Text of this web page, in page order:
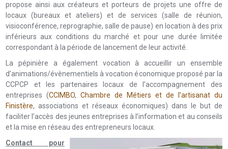
propose ainsi aux créateurs et porteurs de projets une offre de
locaux (bureaux et ateliers) et de services (salle de réunion,
visioconférence, reprographie, salle de pause) en location à des prix
inférieurs aux conditions du marché et pour une durée limitée
correspondant à la période de lancement de leur activité.
La pépinière a également vocation à accueillir un ensemble
d’animations/évènementiels à vocation économique proposé par la
CCPCP et les partenaires locaux de l’accompagnement des
entreprises (CCIMBO,Chambre de Métiers et de l’artisanat du
Finistère, associations et réseaux économiques) dans le but de
faciliter l’accès des jeunes entreprises à l’information et au conseils
et la mise en réseau des entrepreneurs locaux.
Contact pour